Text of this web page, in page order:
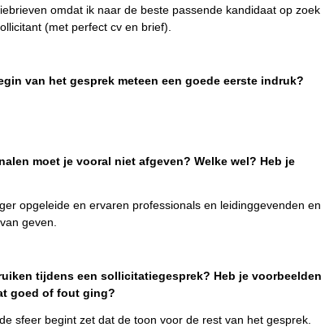
omdat ik naar de beste passende kandidaat op zoek
(met perfect cv en brief).
van het gesprek meteen een goede eerste indruk?
moet je vooral niet afgeven? Welke wel? Heb je
opgeleide en ervaren professionals en leidinggevenden en
geven.
tijdens een sollicitatiegesprek? Heb je voorbeelden
goed of fout ging?
sfeer begint zet dat de toon voor de rest van het gesprek.